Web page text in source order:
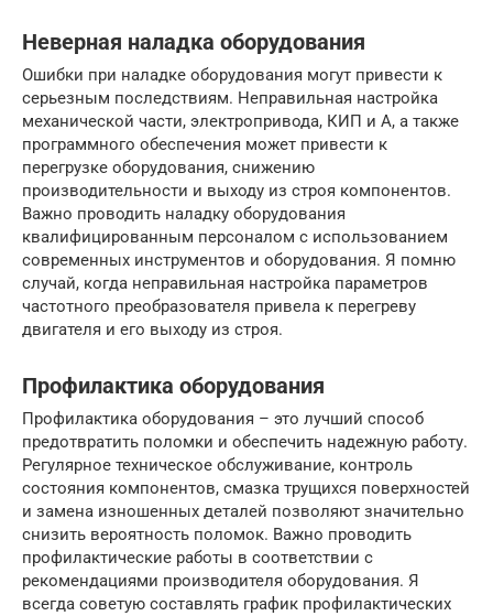
Неверная наладка оборудования
Ошибки при наладке оборудования могут привести к
серьезным последствиям. Неправильная настройка
механической части, электропривода, КИП и А, а также
программного обеспечения может привести к
перегрузке оборудования, снижению
производительности и выходу из строя компонентов.
Важно проводить наладку оборудования
квалифицированным персоналом с использованием
современных инструментов и оборудования. Я помню
случай, когда неправильная настройка параметров
частотного преобразователя привела к перегреву
двигателя и его выходу из строя.
Профилактика оборудования
Профилактика оборудования – это лучший способ
предотвратить поломки и обеспечить надежную работу.
Регулярное техническое обслуживание, контроль
состояния компонентов, смазка трущихся поверхностей
и замена изношенных деталей позволяют значительно
снизить вероятность поломок. Важно проводить
профилактические работы в соответствии с
рекомендациями производителя оборудования. Я
всегда советую составлять график профилактических